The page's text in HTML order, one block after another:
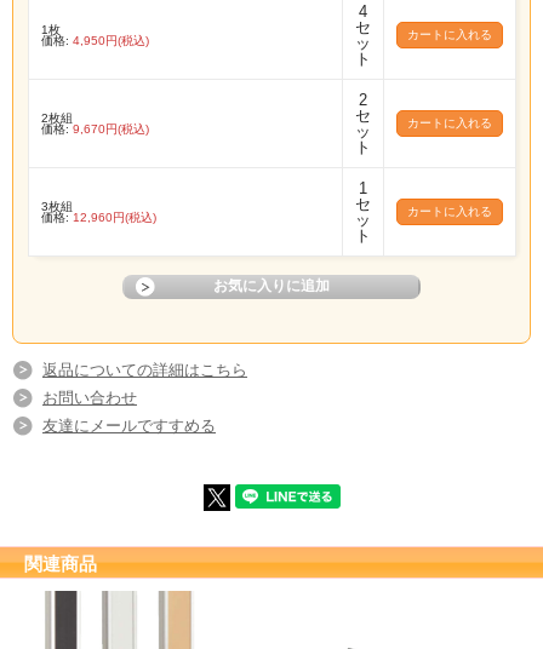
1枚
価格: 4,950円(税込)
4
セ
ッ
ト
2枚組
価格: 9,670円(税込)
2
セ
ッ
ト
3枚組
価格: 12,960円(税込)
1
セ
ッ
ト
返品についての詳細はこちら
お問い合わせ
友達にメールですすめる
関連商品